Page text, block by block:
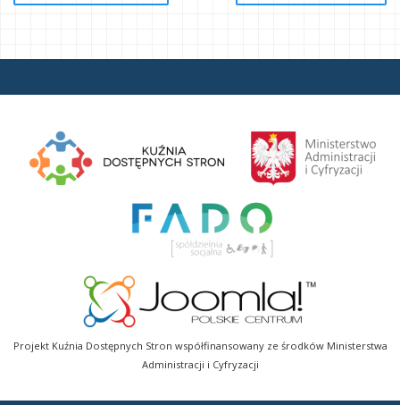
Projekt Kuźnia Dostępnych Stron współfinansowany ze środków Ministerstwa
Administracji i Cyfryzacji